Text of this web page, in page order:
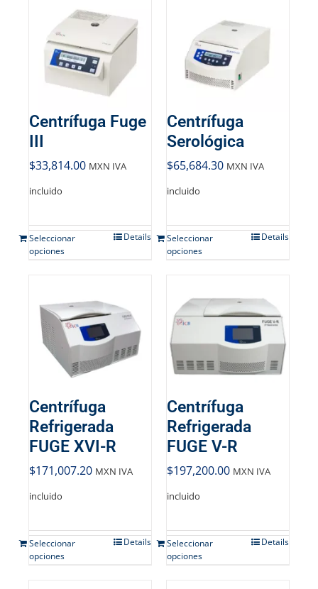
Centrífuga Fuge
$33,814.00 MXN IVA
incluido
Seleccionar
opciones
Details
Centrífuga
Serológica
$65,684.30 MXN IVA
incluido
Seleccionar
opciones
Details
Centrífuga
Refrigerada
FUGE XVI-R
$171,007.20 MXN IVA
incluido
Seleccionar
opciones
Details
Centrífuga
Refrigerada
FUGE V-R
$197,200.00 MXN IVA
incluido
Seleccionar
opciones
Details